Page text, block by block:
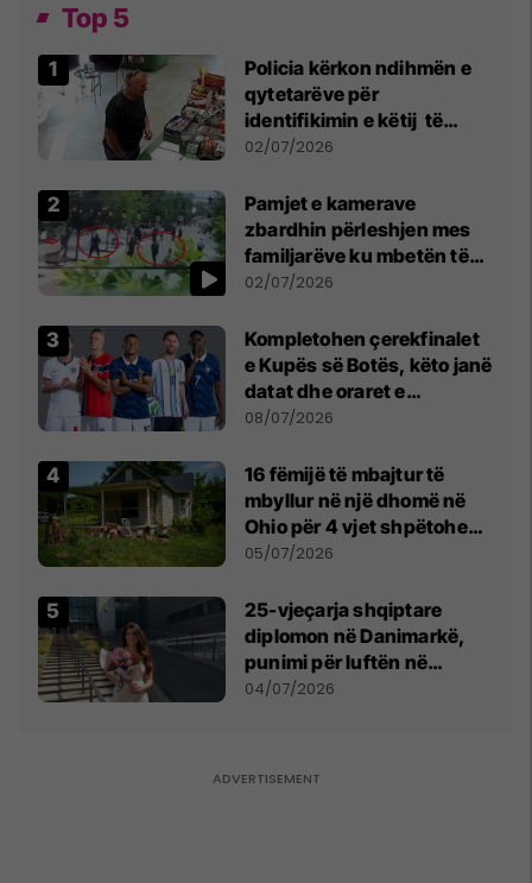
Top 5
Policia kërkon ndihmën e
qytetarëve për
identifikimin e këtij të
dyshuari
02/07/2026
Pamjet e kamerave
zbardhin përleshjen mes
familjarëve ku mbetën të
plagosur katër persona
02/07/2026
Kompletohen çerekfinalet
e Kupës së Botës, këto janë
datat dhe oraret e
ndeshjeve
08/07/2026
16 fëmijë të mbajtur të
mbyllur në një dhomë në
Ohio për 4 vjet shpëtohen -
tani ata i pret një sfidë e
05/07/2026
25-vjeçarja shqiptare
diplomon në Danimarkë,
punimi për luftën në
Kosovë vlerësohet me
04/07/2026